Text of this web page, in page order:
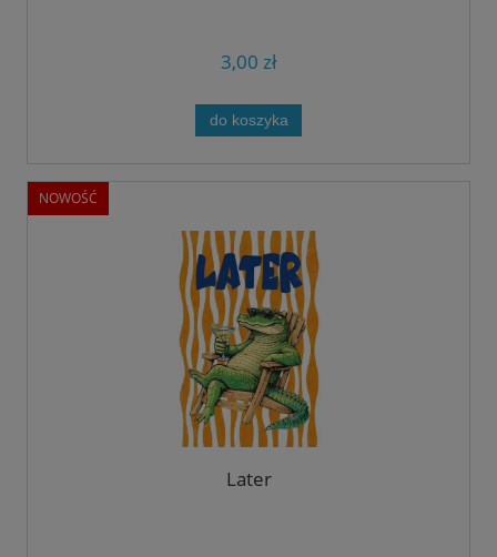
3,00 zł
do koszyka
Later
NOWOŚĆ